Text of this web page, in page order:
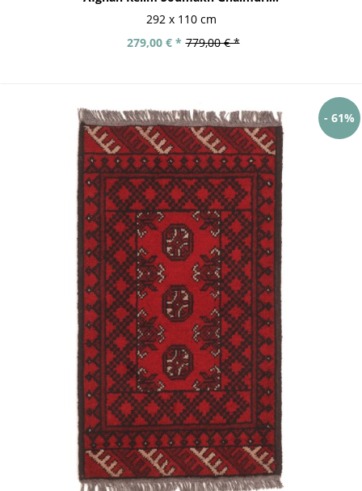
292 x 110 cm
779,00 € *
279,00 € *
- 61%